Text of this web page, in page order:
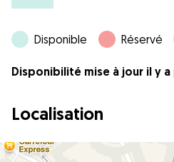
Disponible Réservé
Disponibilité mise à jour il y a
Localisation